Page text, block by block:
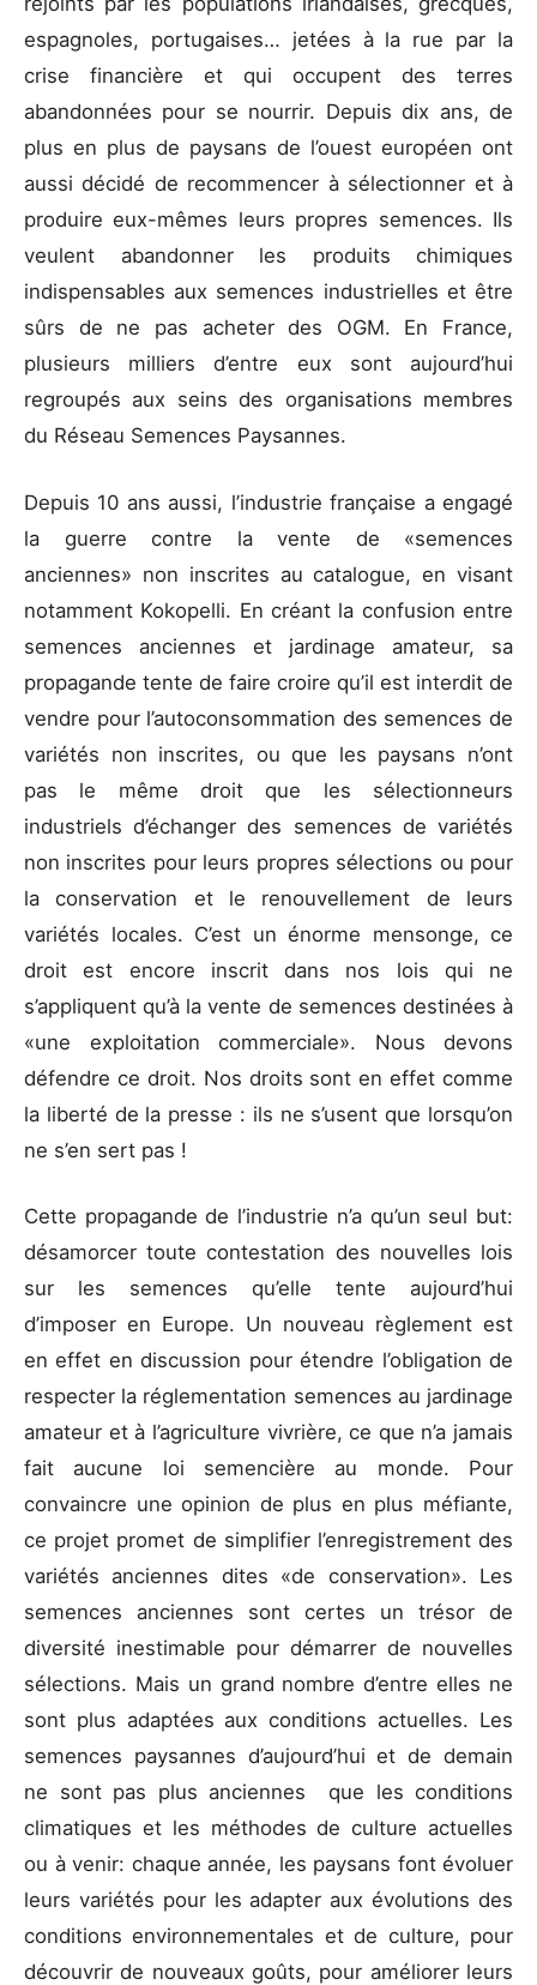
espagnoles, portugaises… jetées à la rue par la
crise financière et qui occupent des terres
abandonnées pour se nourrir. Depuis dix ans, de
plus en plus de paysans de l’ouest européen ont
aussi décidé de recommencer à sélectionner et à
produire eux-mêmes leurs propres semences. Ils
veulent abandonner les produits chimiques
indispensables aux semences industrielles et être
sûrs de ne pas acheter des OGM. En France,
plusieurs milliers d’entre eux sont aujourd’hui
regroupés aux seins des organisations membres
du Réseau Semences Paysannes.
Depuis 10 ans aussi, l’industrie française a engagé
la guerre contre la vente de «semences
anciennes» non inscrites au catalogue, en visant
notamment Kokopelli. En créant la confusion entre
semences anciennes et jardinage amateur, sa
propagande tente de faire croire qu’il est interdit de
vendre pour l’autoconsommation des semences de
variétés non inscrites, ou que les paysans n’ont
pas le même droit que les sélectionneurs
industriels d’échanger des semences de variétés
non inscrites pour leurs propres sélections ou pour
la conservation et le renouvellement de leurs
variétés locales. C’est un énorme mensonge, ce
droit est encore inscrit dans nos lois qui ne
s’appliquent qu’à la vente de semences destinées à
«une exploitation commerciale». Nous devons
défendre ce droit. Nos droits sont en effet comme
la liberté de la presse : ils ne s’usent que lorsqu’on
ne s’en sert pas !
Cette propagande de l’industrie n’a qu’un seul but:
désamorcer toute contestation des nouvelles lois
sur les semences qu’elle tente aujourd’hui
d’imposer en Europe. Un nouveau règlement est
en effet en discussion pour étendre l’obligation de
respecter la réglementation semences au jardinage
amateur et à l’agriculture vivrière, ce que n’a jamais
fait aucune loi semencière au monde. Pour
convaincre une opinion de plus en plus méfiante,
ce projet promet de simplifier l’enregistrement des
variétés anciennes dites «de conservation». Les
semences anciennes sont certes un trésor de
diversité inestimable pour démarrer de nouvelles
sélections. Mais un grand nombre d’entre elles ne
sont plus adaptées aux conditions actuelles. Les
semences paysannes d’aujourd’hui et de demain
ne sont pas plus anciennes que les conditions
climatiques et les méthodes de culture actuelles
ou à venir: chaque année, les paysans font évoluer
leurs variétés pour les adapter aux évolutions des
conditions environnementales et de culture, pour
découvrir de nouveaux goûts, pour améliorer leurs